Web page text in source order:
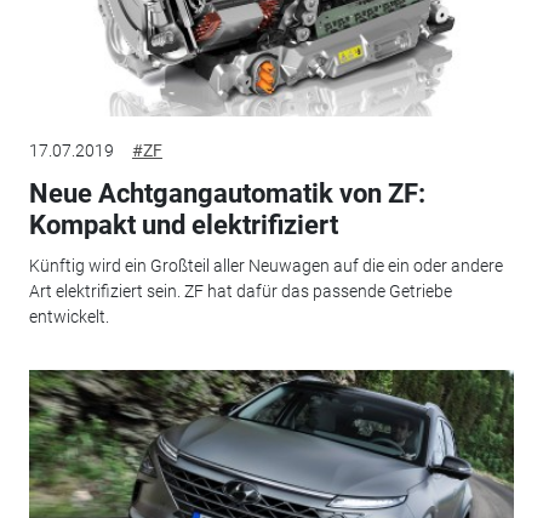
17.07.2019 #ZF
Neue Achtgangautomatik von ZF:
Kompakt und elektrifiziert
Künftig wird ein Großteil aller Neuwagen auf die ein oder andere
Art elektrifiziert sein. ZF hat dafür das passende Getriebe
entwickelt.